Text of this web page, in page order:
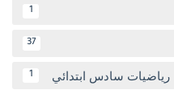
1
37
رياضيات سادس ابتدائي 1